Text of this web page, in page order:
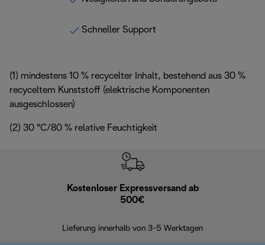
Schneller Support
(1) mindestens 10 % recycelter Inhalt, bestehend aus 30 %
recyceltem Kunststoff (elektrische Komponenten
ausgeschlossen)
(2) 30 °C/80 % relative Feuchtigkeit
Kostenloser Expressversand ab
500€
Lieferung innerhalb von 3-5 Werktagen